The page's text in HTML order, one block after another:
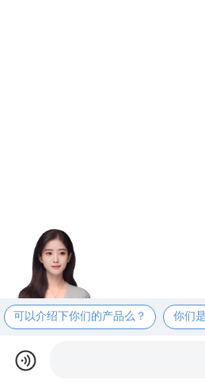
可以介绍下你们的产品么？ 你们